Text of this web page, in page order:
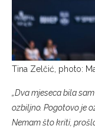
Tina Zelčić, photo:
„Dva mjeseca bila
ozbiljno. Pogotovo je
Nemam što kriti,